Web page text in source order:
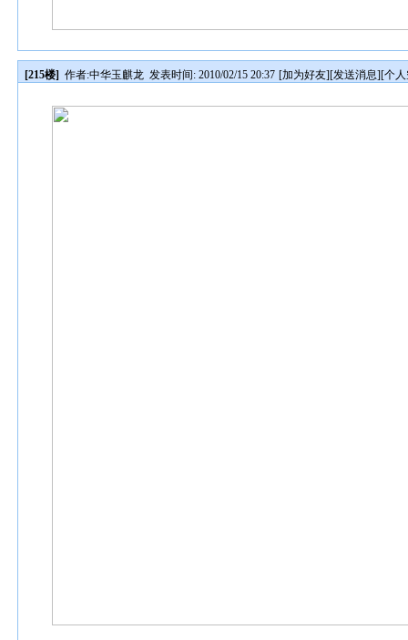
[215楼] 作者:中华玉麒龙 发表时间: 2010/02/15 20:37 [加为好友][发送消息][个